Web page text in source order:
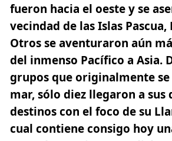
fueron hacia el oeste y se
vecindad de las Islas
Otros se aventuraron aún
del inmenso Pacífico a Asia.
grupos que originalmente
mar, sólo diez llegaron a sus
destinos con el foco de su
cual contiene consigo hoy